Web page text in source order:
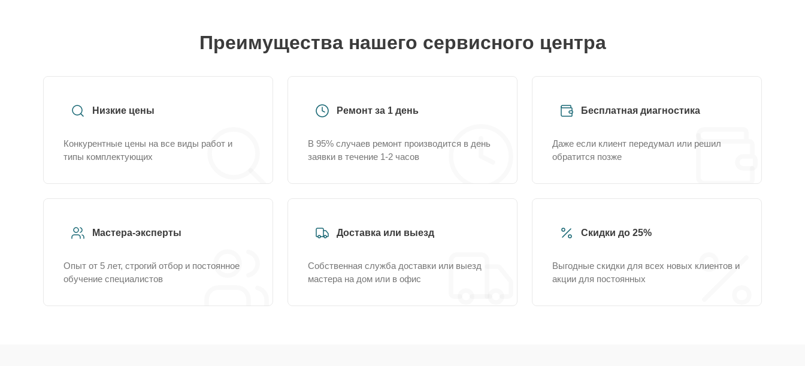
Преимущества нашего сервисного центра
Низкие цены
Конкурентные цены на все виды работ и
типы комплектующих
Ремонт за 1 день
В 95% случаев ремонт производится в день
заявки в течение 1-2 часов
Бесплатная диагностика
Даже если клиент передумал или решил
обратится позже
Мастера-эксперты
Опыт от 5 лет, строгий отбор и постоянное
обучение специалистов
Доставка или выезд
Собственная служба доставки или выезд
мастера на дом или в офис
Скидки до 25%
Выгодные скидки для всех новых клиентов и
акции для постоянных